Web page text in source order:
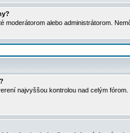
moderátorom alebo administrátorom.
najvyššou kontrolou nad celým